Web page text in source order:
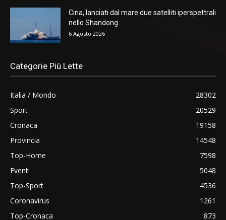
Cina, lanciati dal mare due satelliti iperspettrali
nello Shandong
6 Agosto 2026
Categorie Più Lette
Italia / Mondo
28302
Sport
20529
Cronaca
19158
Provincia
14548
Top-Home
7598
Eventi
5048
Top-Sport
4536
Coronavirus
1261
Top-Cronaca
873